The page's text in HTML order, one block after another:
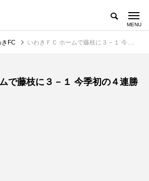
きFC いわきＦＣ ホームで藤枝に３－１ 今季初の４連勝果たす
で藤枝に３－１ 今季初の４連勝